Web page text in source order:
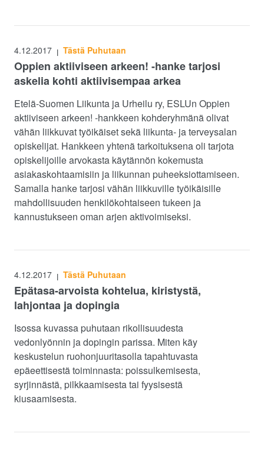
4.12.2017 | Tästä Puhutaan
Oppien aktiiviseen arkeen! -hanke tarjosi
askelia kohti aktiivisempaa arkea
Etelä-Suomen Liikunta ja Urheilu ry, ESLUn Oppien
aktiiviseen arkeen! -hankkeen kohderyhmänä olivat
vähän liikkuvat työikäiset sekä liikunta- ja terveysalan
opiskelijat. Hankkeen yhtenä tarkoituksena oli tarjota
opiskelijoille arvokasta käytännön kokemusta
asiakaskohtaamisiin ja liikunnan puheeksiottamiseen.
Samalla hanke tarjosi vähän liikkuville työikäisille
mahdollisuuden henkilökohtaiseen tukeen ja
kannustukseen oman arjen aktivoimiseksi.
4.12.2017 | Tästä Puhutaan
Epätasa-arvoista kohtelua, kiristystä,
lahjontaa ja dopingia
Isossa kuvassa puhutaan rikollisuudesta
vedonlyönnin ja dopingin parissa. Miten käy
keskustelun ruohonjuuritasolla tapahtuvasta
epäeettisestä toiminnasta: poissulkemisesta,
syrjinnästä, pilkkaamisesta tai fyysisestä
kiusaamisesta.